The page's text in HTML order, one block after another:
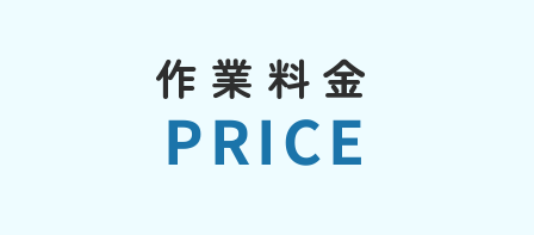
作業料金
PRICE